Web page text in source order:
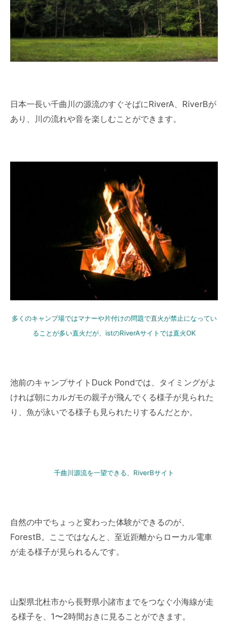
日本一長い千曲川の源流のすぐそばにRiverA、RiverBが
あり、川の流れや音を楽しむことができます。
多くのキャンプ場ではマナーや片付けの問題で直火が禁止になってい
ることが多い直火だが、istのRiverAサイトでは直火OK
池前のキャンプサイトDuck Pondでは、タイミングがよ
ければ朝にカルガモの親子が飛んでくる様子が見られた
り、魚が泳いでる様子も見られたりするんだとか。
千曲川源流を一望できる、RiverBサイト
自然の中でちょっと変わった体験ができるのが、
ForestB。ここではなんと、至近距離からローカル電車
が走る様子が見られるんです。
山梨県北杜市から長野県小諸市までをつなぐ小海線が走
る様子を、1〜2時間おきに見ることができます。